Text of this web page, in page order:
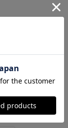
りきらない季節
す。フラワープ
ュアルの完成で